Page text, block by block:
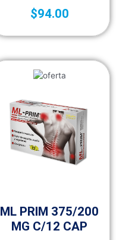
$94.00
ML PRIM 375/200
MG C/12 CAP